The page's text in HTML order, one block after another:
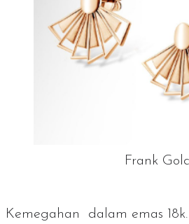
Frank
Kemegahan dalam emas 18k.